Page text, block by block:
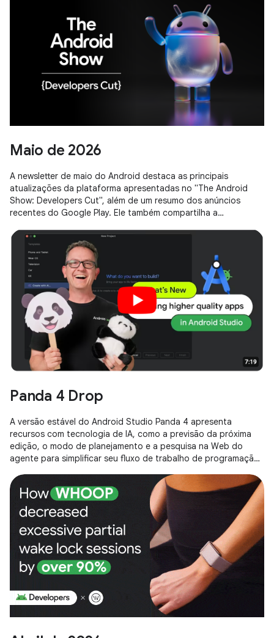
Maio de 2026
A newsletter de maio do Android destaca as principais
atualizações da plataforma apresentadas no "The Android
Show: Developers Cut", além de um resumo dos anúncios
recentes do Google Play. Ele também compartilha a
Google I/O 2026.
Panda 4 Drop
A versão estável do Android Studio Panda 4 apresenta
recursos com tecnologia de IA, como a previsão da próxima
edição, o modo de planejamento e a pesquisa na Web do
agente para simplificar seu fluxo de trabalho de programação.
capacidade de integrar modelos de IA de terceiros
diretamente no seu ambiente de desenvolvimento integrado.